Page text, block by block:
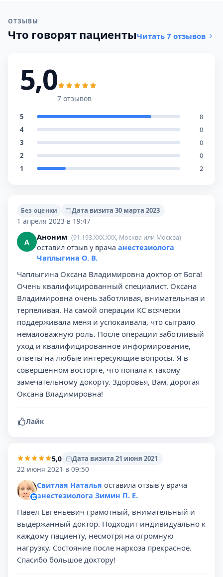
ОТЗЫВЫ
Что говорят пациентыЧитать 7 отзывов
5,0
7 отзывов
5
8
4
0
3
0
2
0
1
2
Без оценки
Дата визита 30 марта 2023
1 апреля 2023 в 19:47
А Аноним (91.193.XXX.XXX, Москва или Москва)
оставил отзыв у врача анестезиолога
Чаплыгина О. В.
Чаплыгина Оксана Владимировна доктор от Бога!
Очень квалифицированный специалист. Оксана
Владимировна очень заботливая, внимательная и
терпеливая. На самой операции КС всячески
поддерживала меня и успокаивала, что сыграло
немаловажную роль. После операции заботливый
уход и квалифицированное информирование,
ответы на любые интересующие вопросы. Я в
совершенном восторге, что попала к такому
замечательному докорту. Здоровья, Вам, дорогая
Оксана Владимировна!
Лайк
5,0
Дата визита 21 июня 2021
22 июня 2021 в 09:50
Свитлая Наталья оставила отзыв у врача
анестезиолога Зимин П. Е.
Павел Евгеньевич грамотный, внимательный и
выдержанный доктор. Подходит индивидуально к
каждому пациенту, несмотря на огромную
нагрузку. Состояние после наркоза прекрасное.
Спасибо большое доктору!